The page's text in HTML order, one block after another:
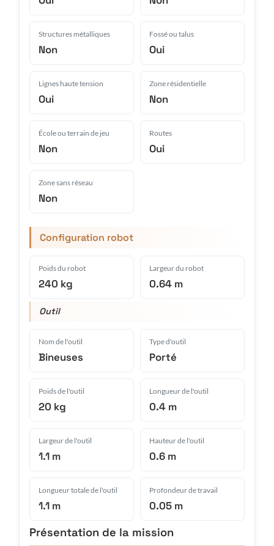
Structures métalliques
Non
Fossé ou talus
Oui
Lignes haute tension
Oui
Zone résidentielle
Non
École ou terrain de jeu
Non
Routes
Oui
Zone sans réseau
Non
Configuration robot
Poids du robot
240 kg
Largeur du robot
0.64 m
Outil
Nom de l'outil
Bineuses
Type d'outil
Porté
Poids de l'outil
20 kg
Longueur de l'outil
0.4 m
Largeur de l'outil
1.1 m
Hauteur de l'outil
0.6 m
Longueur totale de l'outil
1.1 m
Profondeur de travail
0.05 m
Présentation de la mission